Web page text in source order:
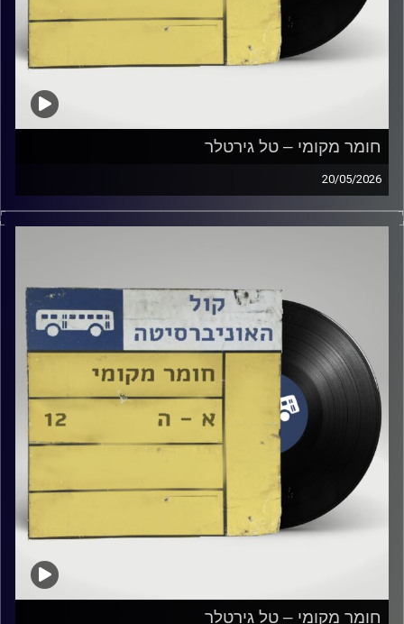
חומר מקומי – טל גירטלר
20/05/2026
שעה של מוזיקה ישראלית עם טל גירטלר
חומר מקומי – טל גירטלר